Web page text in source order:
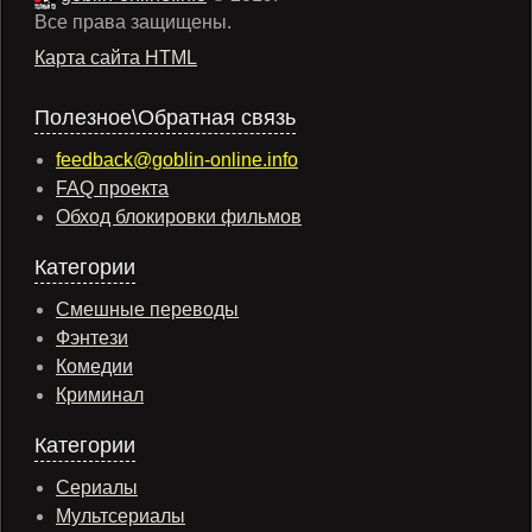
Все права защищены.
Карта сайта HTML
Полезное\Обратная связь
feedback@goblin-online.info
FAQ проекта
Обход блокировки фильмов
Категории
Смешные переводы
Фэнтези
Комедии
Криминал
Категории
Сериалы
Мультсериалы